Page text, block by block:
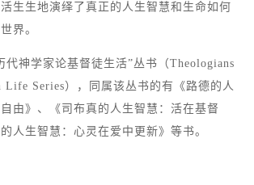
生生地演绎了真正的人生智慧和生命如何
界。
代神学家论基督徒生活”丛书（Theologians
Life Series），同属该丛书的有《路德的人
由》、《司布真的人生智慧：活在基督
人生智慧：心灵在爱中更新》等书。